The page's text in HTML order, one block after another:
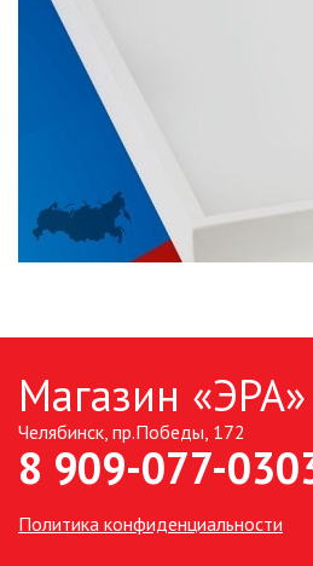
Магазин «ЭРА»
Челябинск, пр.Победы, 172
8 909-077-
Политика конфиденциальности